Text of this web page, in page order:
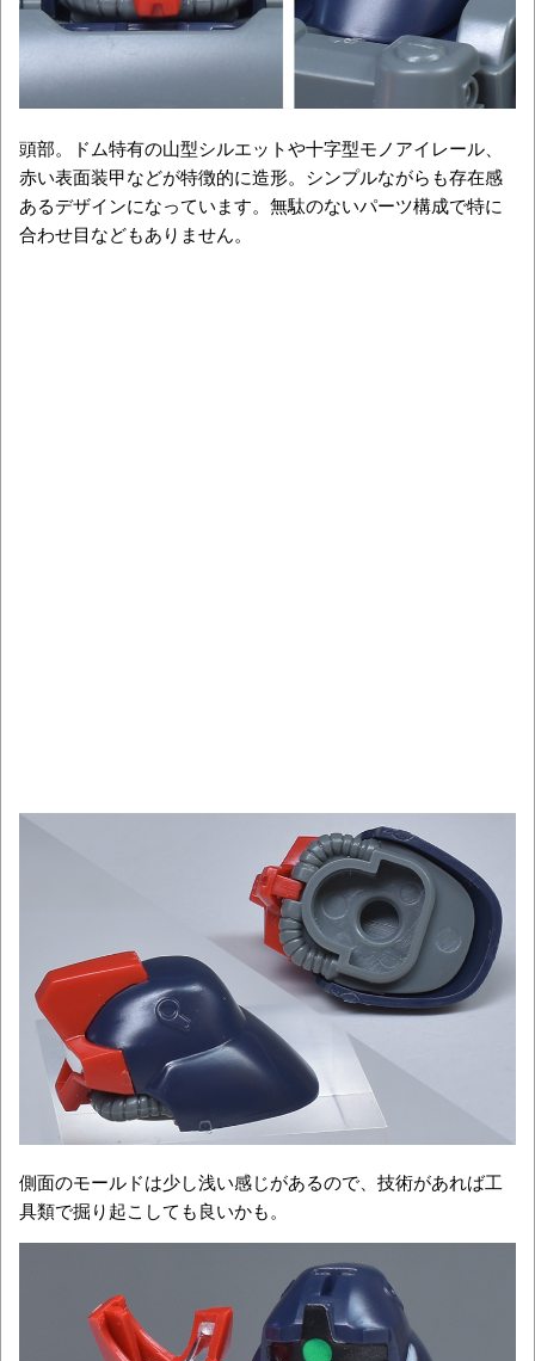
頭部。ドム特有の山型シルエットや十字型モノアイレール、
赤い表面装甲などが特徴的に造形。シンプルながらも存在感
あるデザインになっています。無駄のないパーツ構成で特に
合わせ目などもありません。
側面のモールドは少し浅い感じがあるので、技術があれば工
具類で掘り起こしても良いかも。